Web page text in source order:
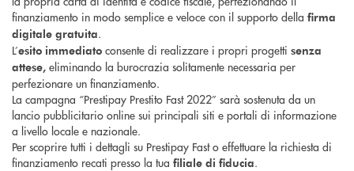
finanziamento in modo semplice e veloce con il supporto della firma
digitale gratuita.
L’esito immediato consente di realizzare i propri progetti senza
attese, eliminando la burocrazia solitamente necessaria per
perfezionare un finanziamento.
La campagna “Prestipay Prestito Fast 2022” sarà sostenuta da un
lancio pubblicitario online sui principali siti e portali di informazione
a livello locale e nazionale.
Per scoprire tutti i dettagli su Prestipay Fast o effettuare la richiesta di
finanziamento recati presso la tua filiale di fiducia.